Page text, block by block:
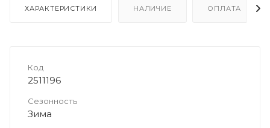
ХАРАКТЕРИСТИКИ НАЛИЧИЕ ОПЛАТА
Код
2511196
Сезонность
Зима